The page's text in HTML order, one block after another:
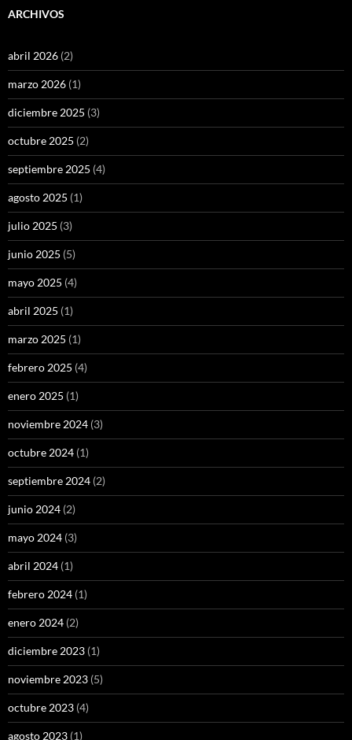
ARCHIVOS
abril 2026 (2)
marzo 2026 (1)
diciembre 2025 (3)
octubre 2025 (2)
septiembre 2025 (4)
agosto 2025 (1)
julio 2025 (3)
junio 2025 (5)
mayo 2025 (4)
abril 2025 (1)
marzo 2025 (1)
febrero 2025 (4)
enero 2025 (1)
noviembre 2024 (3)
octubre 2024 (1)
septiembre 2024 (2)
junio 2024 (2)
mayo 2024 (3)
abril 2024 (1)
febrero 2024 (1)
enero 2024 (2)
diciembre 2023 (1)
noviembre 2023 (5)
octubre 2023 (4)
agosto 2023 (1)